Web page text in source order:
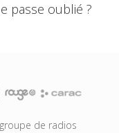
passe oublié ?
de radios